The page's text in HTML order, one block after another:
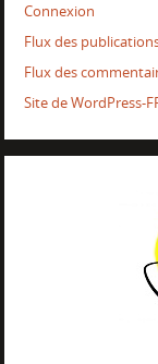
Connexion
Flux des
Flux des
Site de WordPress-